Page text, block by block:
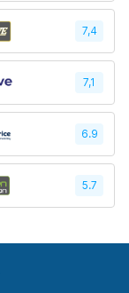
7,4
7,1
6.9
5.7